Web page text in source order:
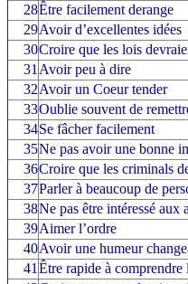
28Être facilement derange
29Avoir d’excellentes idées
30Croire que les lois
31 Avoir peu à dire
32Avoir un Coeur tender
33Oublie souvent de
34Se fâcher facilement
35Ne pas avoir une bonne
36Croire que les criminals
37Parler à beaucoup de
38Ne pas être intéressé aux
39Aimer l’ordre
40Avoir une humeur
41 Être rapide à comprendre